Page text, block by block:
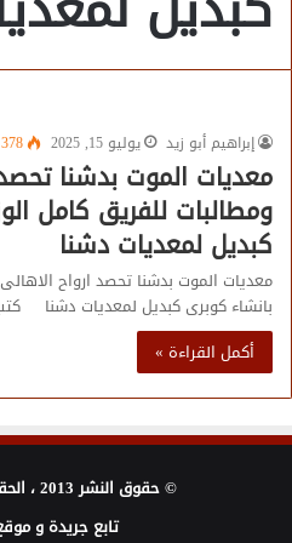
إبراهيم أبو زيد
يوليو 15, 2025 378
معديات الموت بدشنا
ومطالبات للفريق كامل
كبديل لمعديات دشنا
معديات الموت بدشنا تحصد ارواح
بانشاء كوبرى كبديل لمعديات دشنا
أكمل القراءة »
© حقوق النشر 2013 ، الحقوق محفوظة |
تابع جريدة و